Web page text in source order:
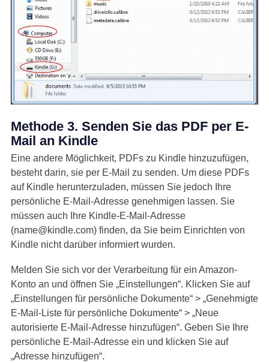
Methode 3. Senden Sie das PDF per E-
Mail an Kindle
Eine andere Möglichkeit, PDFs zu Kindle hinzuzufügen,
besteht darin, sie per E-Mail zu senden. Um diese PDFs
auf Kindle herunterzuladen, müssen Sie jedoch Ihre
persönliche E-Mail-Adresse genehmigen lassen. Sie
müssen auch Ihre Kindle-E-Mail-Adresse
(name@kindle.com) finden, da Sie beim Einrichten von
Kindle nicht darüber informiert wurden.
Melden Sie sich vor der Verarbeitung für ein Amazon-
Konto an und öffnen Sie „Einstellungen“. Klicken Sie auf
„Einstellungen für persönliche Dokumente“ > „Genehmigte
E-Mail-Liste für persönliche Dokumente“ > „Neue
autorisierte E-Mail-Adresse hinzufügen“. Geben Sie Ihre
persönliche E-Mail-Adresse ein und klicken Sie auf
„Adresse hinzufügen“.